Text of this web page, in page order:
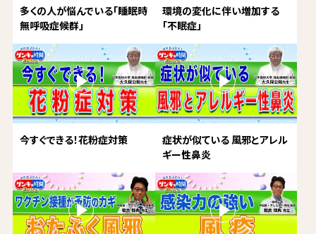
多くの人が悩んでいる「睡眠時
無呼吸症候群」
環境の変化に伴い増加する
「不眠症」
今すぐできる！花粉症対策
症状が似ている 風邪とアレル
ギー性鼻炎